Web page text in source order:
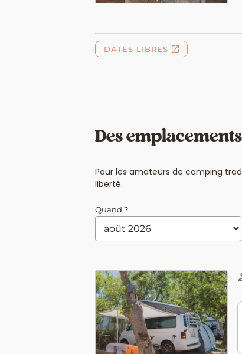
Des
Pour les amateurs de camping
liberté.